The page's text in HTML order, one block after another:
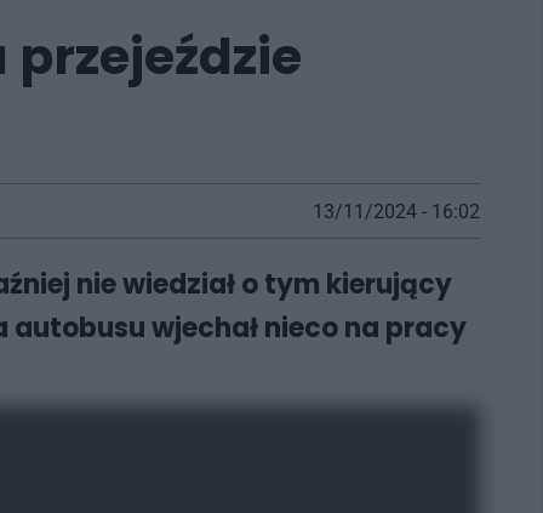
13/11/2024 - 16:02
nie wiedział o tym kierujący
autobusu wjechał nieco na pracy